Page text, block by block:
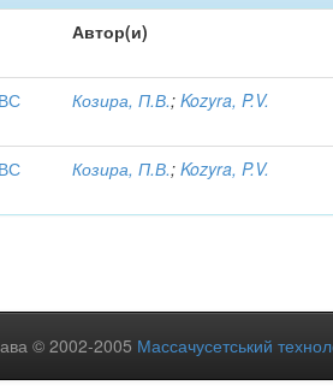
Автор(и)
Козира, П.В.;Kozyra, P.V.
Козира, П.В.;Kozyra, P.V.
© 2002-2005 Массачусетський